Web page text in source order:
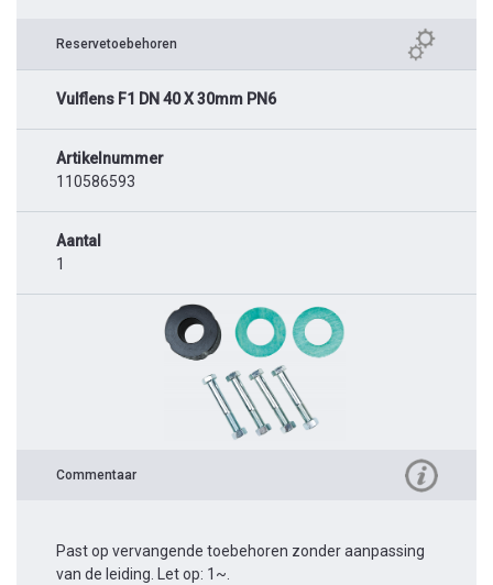
Reservetoebehoren
Vulflens F1 DN 40 X 30mm PN6
Artikelnummer
110586593
Aantal
1
Commentaar
Past op vervangende toebehoren zonder aanpassing
van de leiding. Let op: 1~.